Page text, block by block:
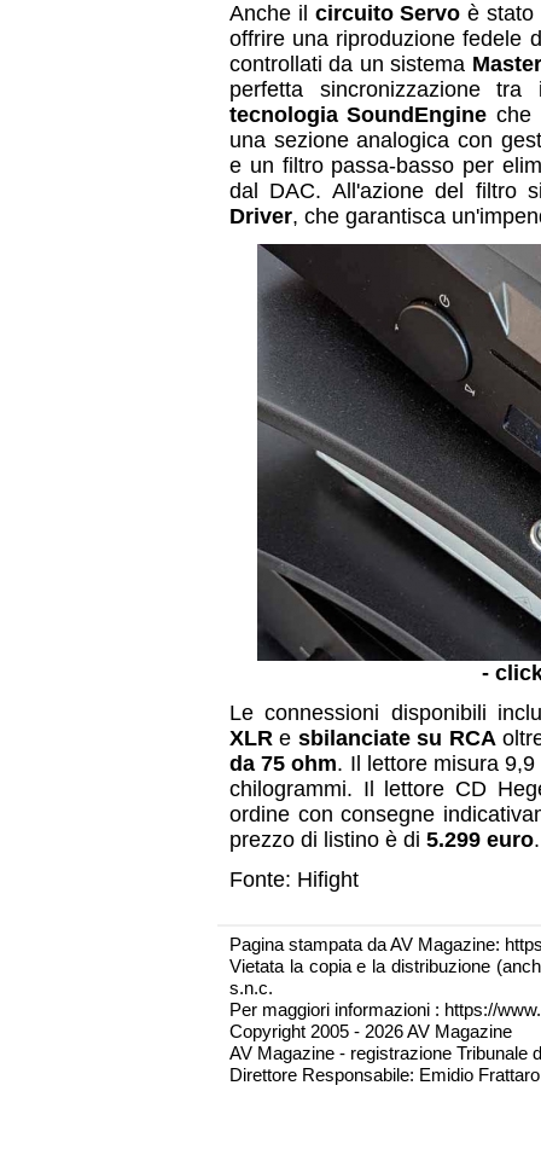
Anche il circuito Servo è stato
offrire una riproduzione fedele
controllati da un sistema
perfetta sincronizzazione
tecnologia SoundEngine che
una sezione analogica con
e un filtro passa-basso per
dal DAC. All'azione del filtro
Driver, che garantisca
-
Le connessioni disponibili
XLR e sbilanciate su RCA
da 75 ohm. Il lettore misura
chilogrammi. Il lettore CD
ordine con consegne
prezzo di listino è di 5.299 euro.
Fonte: Hifight
Pagina stampata da AV Magazine:
Vietata la copia e la distribuzione
s.n.c.
Per maggiori informazioni : https://
Copyright 2005 - 2026 AV Magazine
AV Magazine - registrazione Tribunale
Direttore Responsabile: Emidio